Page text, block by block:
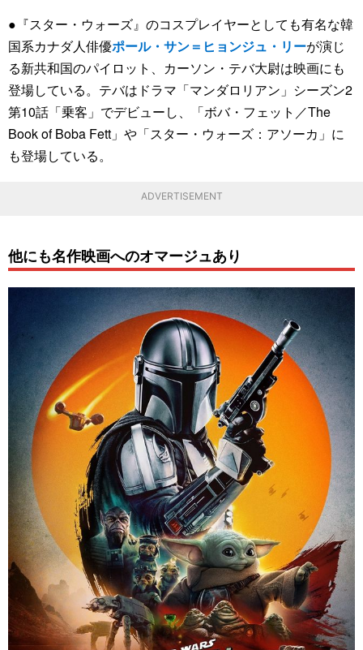
●『スター・ウォーズ』のコスプレイヤーとしても有名な韓
国系カナダ人俳優ポール・サン＝ヒョンジュ・リーが演じ
る新共和国のパイロット、カーソン・テバ大尉は映画にも
登場している。テバはドラマ「マンダロリアン」シーズン2
第10話「乗客」でデビューし、「ボバ・フェット／The
Book of Boba Fett」や「スター・ウォーズ：アソーカ」に
も登場している。
ADVERTISEMENT
他にも名作映画へのオマージュあり